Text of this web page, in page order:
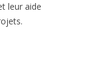
leur aide